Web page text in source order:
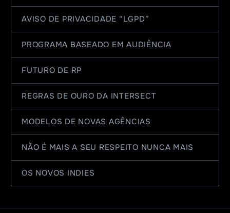
AVISO DE PRIVACIDADE “LGPD”
PROGRAMA BASEADO EM AUDIÊNCIA
FUTURO DE RP
REGRAS DE OURO DA INTERSECT
MODELOS DE NOVAS AGÊNCIAS
NÃO É MAIS A SEU RESPEITO NUNCA MAIS
OS NOVOS INDIES